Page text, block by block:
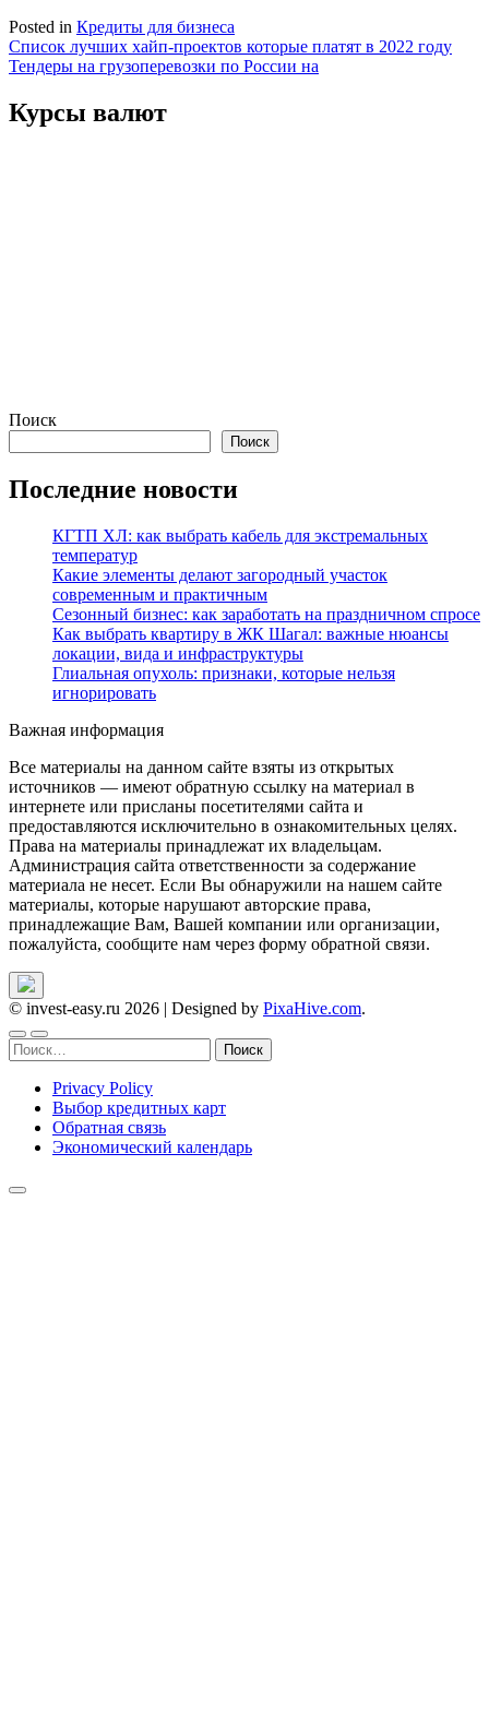
Posted in Кредиты для бизнеса
Навигация
по
записям
Список лучших хайп-проектов которые платят в 2022 году
Тендеры на грузоперевозки по России на
Курсы валют
Поиск
Поиск
Последние новости
КГТП ХЛ: как выбрать кабель для экстремальных
температур
Какие элементы делают загородный участок
современным и практичным
Сезонный бизнес: как заработать на праздничном спросе
Как выбрать квартиру в ЖК Шагал: важные нюансы
локации, вида и инфраструктуры
Глиальная опухоль: признаки, которые нельзя
игнорировать
Важная информация
Все материалы на данном сайте взяты из открытых
источников — имеют обратную ссылку на материал в
интернете или присланы посетителями сайта и
предоставляются исключительно в ознакомительных целях.
Права на материалы принадлежат их владельцам.
Администрация сайта ответственности за содержание
материала не несет. Если Вы обнаружили на нашем сайте
материалы, которые нарушают авторские права,
принадлежащие Вам, Вашей компании или организации,
пожалуйста, сообщите нам через форму обратной связи.
© invest-easy.ru 2026 | Designed by PixaHive.com.
Найти:
Privacy Policy
Выбор кредитных карт
Обратная связь
Экономический календарь